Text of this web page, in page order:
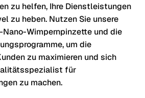
zu helfen, Ihre Dienstleistungen
zu heben. Nutzen Sie unsere
Nano-Wimpernpinzette und die
um die
zu maximieren und sich
für
zu machen.